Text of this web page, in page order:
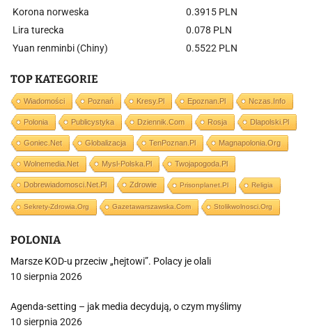
Korona norweska
0.3915 PLN
Lira turecka
0.078 PLN
Yuan renminbi (Chiny)
0.5522 PLN
TOP KATEGORIE
Wiadomości Poznań Kresy.pl Epoznan.pl Nczas.info
Polonia Publicystyka Dziennik.com Rosja Dlapolski.pl
Goniec.net Globalizacja TenPoznan.pl Magnapolonia.org
Wolnemedia.net Mysl-Polska.pl Twojapogoda.pl
Dobrewiadomosci.net.pl Zdrowie Prisonplanet.pl Religia
Sekrety-Zdrowia.org Gazetawarszawska.com Stolikwolnosci.org
POLONIA
Marsze KOD-u przeciw „hejtowi”. Polacy je olali
10 sierpnia 2026
Agenda-setting – jak media decydują, o czym myślimy
10 sierpnia 2026